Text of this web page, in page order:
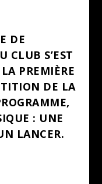
DE
CLUB S’EST
PREMIÈRE
DE LA
: UNE
LANCER.